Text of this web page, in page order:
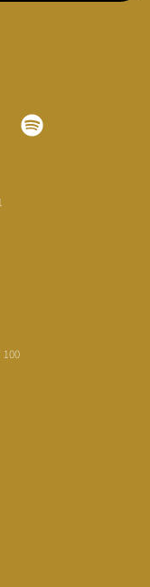
21
100 דרכים לאבד את עצמך בהודו